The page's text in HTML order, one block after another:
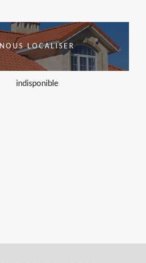
NOUS LOCALISER
indisponible